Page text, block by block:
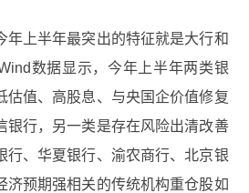
上半年最突出的特征就是大行和
数据显示，今年上半年两类银
估值、高股息、与央国企价值修复
银行，另一类是存在风险出清改善
行、华夏银行、渝农商行、北京银
济预期强相关的传统机构重仓股如